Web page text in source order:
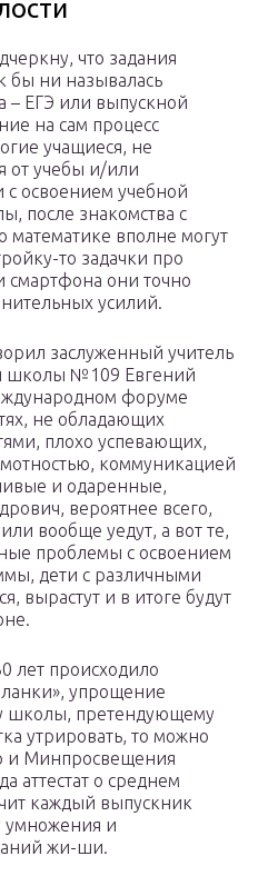
что задания
бы ни называлась
– ЕГЭ или выпускной
на сам процесс
учащиеся, не
от учебы и/или
освоением учебной
после знакомства с
математике вполне могут
то задачки про
они точно
усилий.
заслуженный учитель
школы №109 Евгений
форуме
не обладающих
плохо успевающих,
коммуникацией
и одаренные,
вероятнее всего,
вообще уедут, а вот те,
проблемы с освоением
дети с различными
вырастут и в итоге будут
лет происходило
упрощение
школы, претендующему
утрировать, то можно
и Минпросвещения
аттестат о среднем
каждый выпускник
и
жи-ши.